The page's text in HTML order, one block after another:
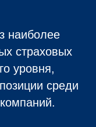
наиболее
страховых
уровня,
среди